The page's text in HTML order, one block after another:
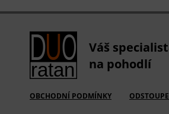
Váš
na pohodlí
OBCHODNÍ PODMÍNKY